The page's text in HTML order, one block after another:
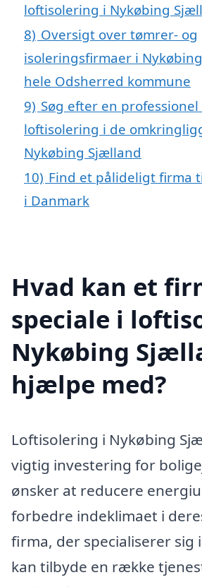
loftisolering i Nykøbing
8) Oversigt over tømrer- og
isoleringsfirmaer i
hele Odsherred kommune
9) Søg efter en
loftisolering i de
Nykøbing Sjælland
10) Find et pålideligt firma
i Danmark
Hvad kan et
speciale i
Nykøbing
hjælpe med?
Loftisolering i Nykøbing
vigtig investering for
ønsker at reducere
forbedre indeklimaet i
firma, der specialiserer sig
kan tilbyde en række